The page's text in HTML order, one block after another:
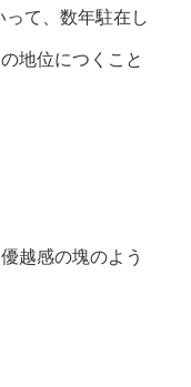
て、数年駐在し
地位につくこと
越感の塊のよう